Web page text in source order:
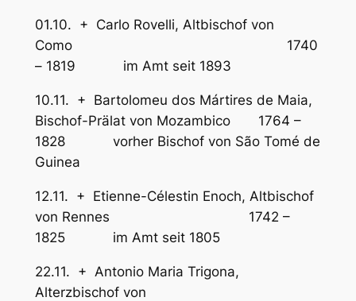
01.10. + Carlo Rovelli, Altbischof von
Como 1740
– 1819 im Amt seit 1893
10.11. + Bartolomeu dos Mártires de Maia,
Bischof-Prälat von Mozambico 1764 –
1828 vorher Bischof von São Tomé de
Guinea
12.11. + Etienne-Célestin Enoch, Altbischof
von Rennes 1742 –
1825 im Amt seit 1805
22.11. + Antonio Maria Trigona,
Alterzbischof von